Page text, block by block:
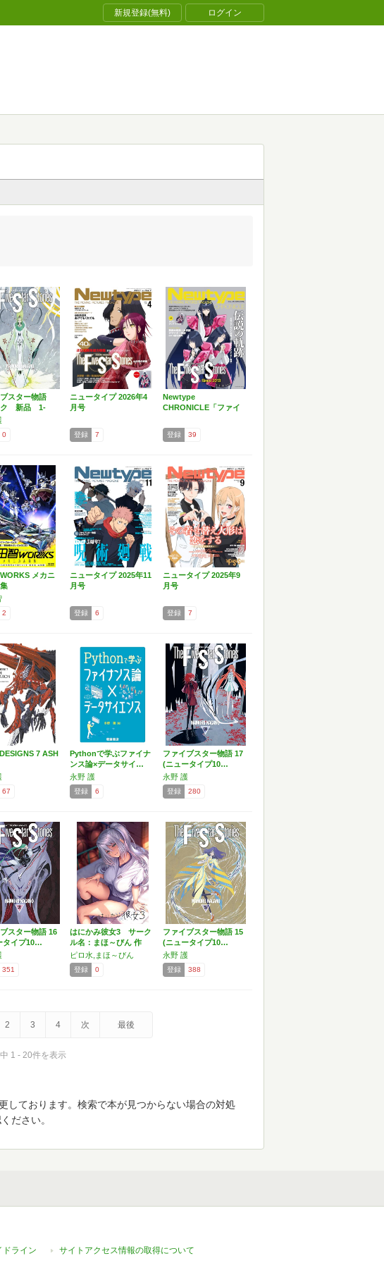
新規登録(無料) ログイン
ブスター物語
ク 新品 1-
0
ニュータイプ 2026年4
月号
登録 7
Newtype
CHRONICLE「ファイ
登録 39
メカニ
2
ニュータイプ 2025年11
月号
登録 6
ニュータイプ 2025年9
月号
登録 7
7 ASH
67
Pythonで学ぶファイナ
ンス論×データサイ…
永野 護
登録 6
ファイブスター物語 17
(ニュータイプ10…
永野 護
登録 280
スター物語 16
タイプ10…
351
はにかみ彼女3 サーク
ル名：まほ～びん 作
家…
ピロ水,まほ～びん
登録 0
ファイブスター物語 15
(ニュータイプ10…
永野 護
登録 388
2 3 4 次 最後
1 - 20件を表示
しております。検索で本が見つからない場合の対処
ださい。
ライン サイトアクセス情報の取得について